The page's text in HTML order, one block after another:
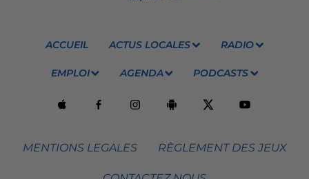
ACCUEIL ACTUS LOCALES RADIO
EMPLOI AGENDA PODCASTS
MENTIONS LEGALES RÈGLEMENT DES JEUX